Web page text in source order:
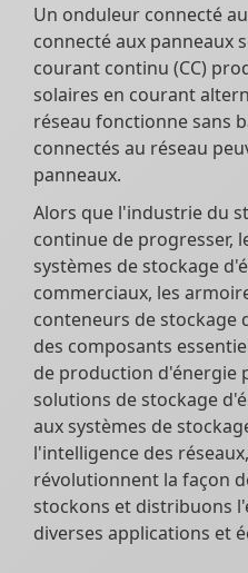
Un onduleur connecté
connecté aux panneaux
courant continu (CC)
solaires en courant
réseau fonctionne sans
connectés au réseau
panneaux.
Alors que l'industrie du
continue de progresser,
systèmes de stockage
commerciaux, les
conteneurs de stockage
des composants
de production d'énergie
solutions de stockage
aux systèmes de
l'intelligence des
révolutionnent la façon
stockons et distribuons
diverses applications et